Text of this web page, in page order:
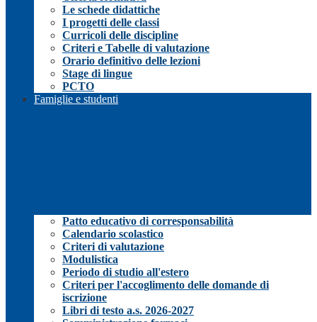
Le schede didattiche
I progetti delle classi
Curricoli delle discipline
Criteri e Tabelle di valutazione
Orario definitivo delle lezioni
Stage di lingue
PCTO
Famiglie e studenti
Patto educativo di corresponsabilità
Calendario scolastico
Criteri di valutazione
Modulistica
Periodo di studio all'estero
Criteri per l'accoglimento delle domande di
iscrizione
Libri di testo a.s. 2026-2027